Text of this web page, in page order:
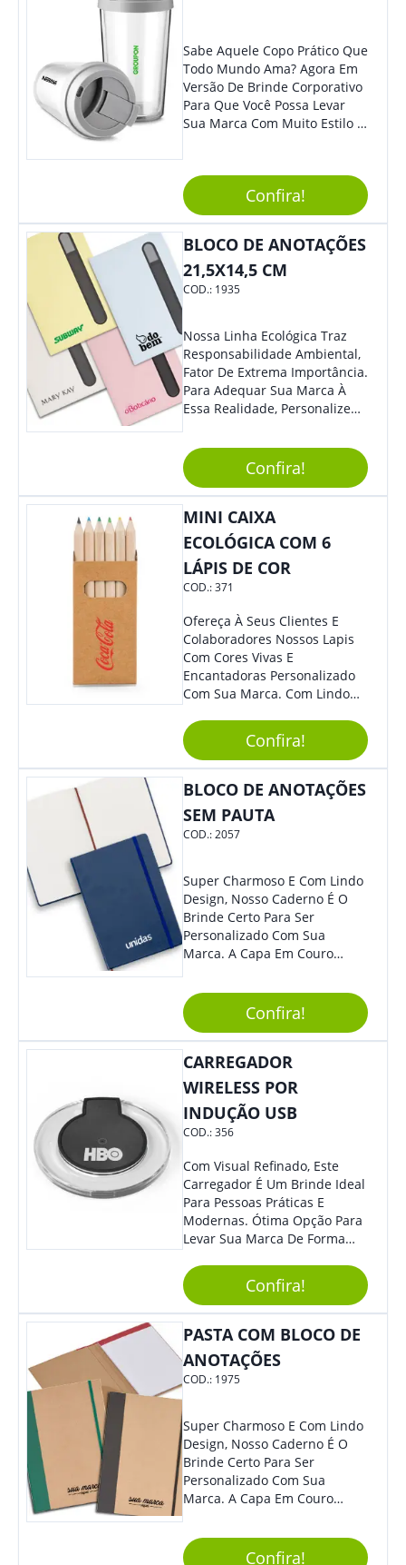
Sabe Aquele Copo Prático Que
Todo Mundo Ama? Agora Em
Versão De Brinde Corporativo
Para Que Você Possa Levar
Sua Marca Com Muito Estilo E
De Exposição.
Confira!
BLOCO DE ANOTAÇÕES
21,5X14,5 CM
COD.: 1935
Nossa Linha Ecológica Traz
Responsabilidade Ambiental,
Fator De Extrema Importância.
Para Adequar Sua Marca À
Essa Realidade, Personalize
Anotações Com Post-It E
Caneta. Elaborado A Partir De
Material Reciclado, O Brinde
Também É Prático, Tornando-
Se Assim Excelente Para Uso
Cotidiano. Perfeito, Não É?!
Confira!
MINI CAIXA
ECOLÓGICA COM 6
LÁPIS DE COR
COD.:371
Ofereça À Seus Clientes E
Colaboradores Nossos Lapis
Com Cores Vivas E
Encantadoras Personalizado
Com Sua Marca. Com Lindo
Para Diversas Ocasiões.
Perfeito, Não É?!
Confira!
BLOCO DE ANOTAÇÕES
SEM PAUTA
COD.:2057
Super Charmoso E Com Lindo
Design, Nosso Caderno É O
Brinde Certo Para Ser
Personalizado Com Sua
Marca. A Capa Em Couro
Elástico Permite Maior
Segurança Ao Carregá-Lo.
Ofereça A Seus Clientes E
Colaboradores, Sem Dúvidas
Eles Irão Adorar.
Confira!
CARREGADOR
WIRELESS POR
INDUÇÃO USB
COD.:356
Com Visual Refinado, Este
Carregador É Um Brinde Ideal
Para Pessoas Práticas E
Modernas. Ótima Opção Para
Levar Sua Marca De Forma
Sua Empresa Em Eventos,
Reuniões Corporativas Ou Até
Mesmo Para Presentear
Colaboradores E Parceiros De
Sua Empresa.
Confira!
PASTA COM BLOCO DE
ANOTAÇÕES
COD.: 1975
Super Charmoso E Com Lindo
Design, Nosso Caderno É O
Brinde Certo Para Ser
Personalizado Com Sua
Marca. A Capa Em Couro
Elástico Permite Maior
Segurança Ao Carregá-Lo.
Confira!